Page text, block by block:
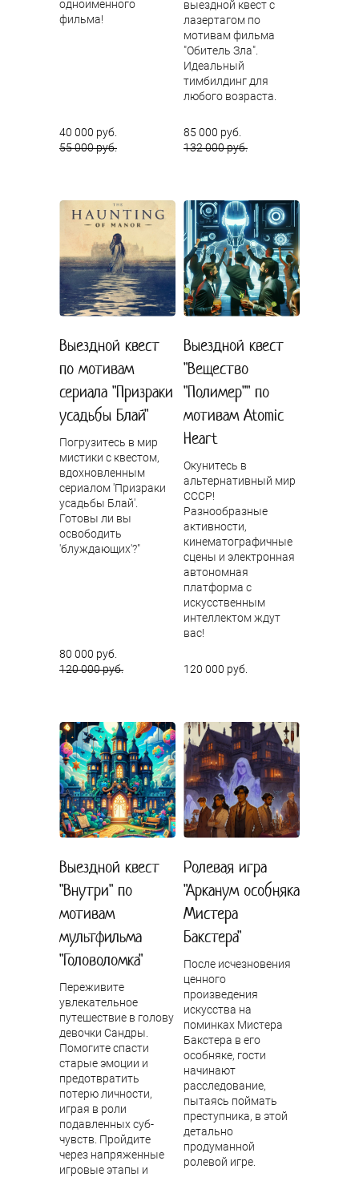
одноименного
фильма!
40 000 руб.
55 000 руб.
выездной квест с
лазертагом по
мотивам фильма
"Обитель Зла".
Идеальный
тимбилдинг для
любого возраста.
85 000 руб.
132 000 руб.
Выездной квест
по мотивам
сериала "Призраки
усадьбы Блай"
Погрузитесь в мир
мистики с квестом,
вдохновленным
сериалом 'Призраки
усадьбы Блай'.
Готовы ли вы
освободить
'блуждающих'?"
80 000 руб.
120 000 руб.
Выездной квест
"Вещество
"Полимер"" по
мотивам Atomic
Heart
Окунитесь в
альтернативный мир
СССР!
Разнообразные
активности,
кинематографичные
сцены и электронная
автономная
платформа с
искусственным
интеллектом ждут
вас!
120 000 руб.
Выездной квест
"Внутри" по
мотивам
мультфильма
"Головоломка"
Переживите
увлекательное
путешествие в голову
девочки Сандры.
Помогите спасти
старые эмоции и
предотвратить
потерю личности,
играя в роли
подавленных суб-
чувств. Пройдите
через напряженные
игровые этапы и
Ролевая игра
"Арканум особняка
Мистера
Бакстера"
После исчезновения
ценного
произведения
искусства на
поминках Мистера
Бакстера в его
особняке, гости
начинают
расследование,
пытаясь поймать
преступника, в этой
детально
продуманной
ролевой игре.